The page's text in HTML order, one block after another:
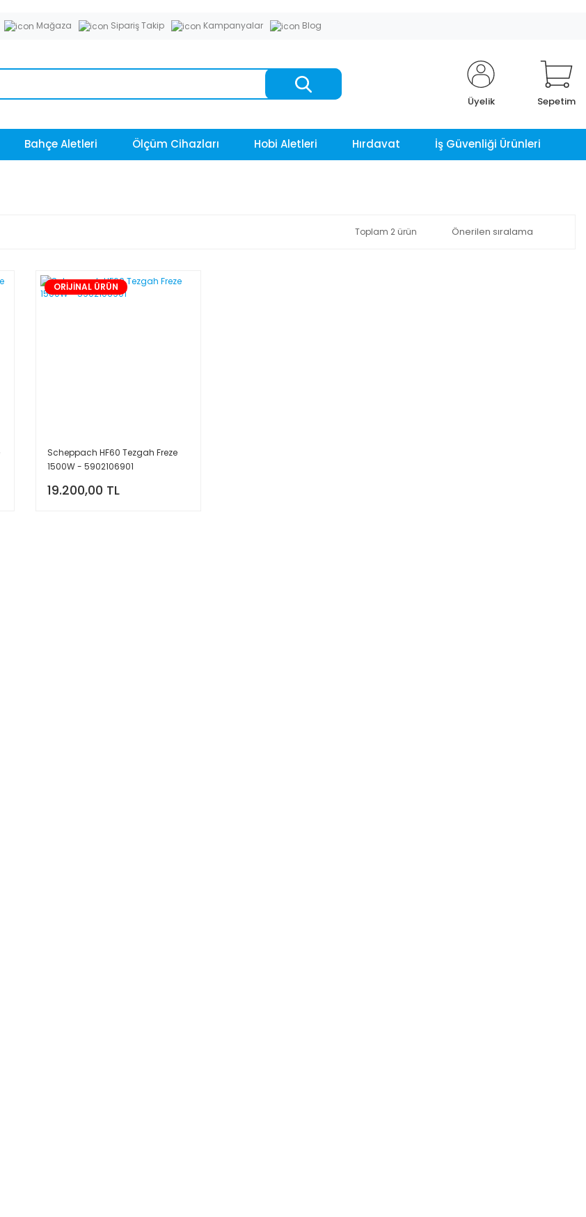
Mağaza Sipariş Takip Kampanyalar Blog
Üyelik Sepetim
Bahçe Aletleri Ölçüm Cihazları Hobi Aletleri Hırdavat İş Güvenliği Ürünleri
Toplam 2 ürün
ORİJİNAL ÜRÜN
Scheppach HF60 Tezgah Freze
1500W - 5902106901
19.200,00 TL